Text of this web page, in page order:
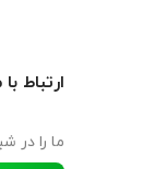
ارتباط با
ما را در